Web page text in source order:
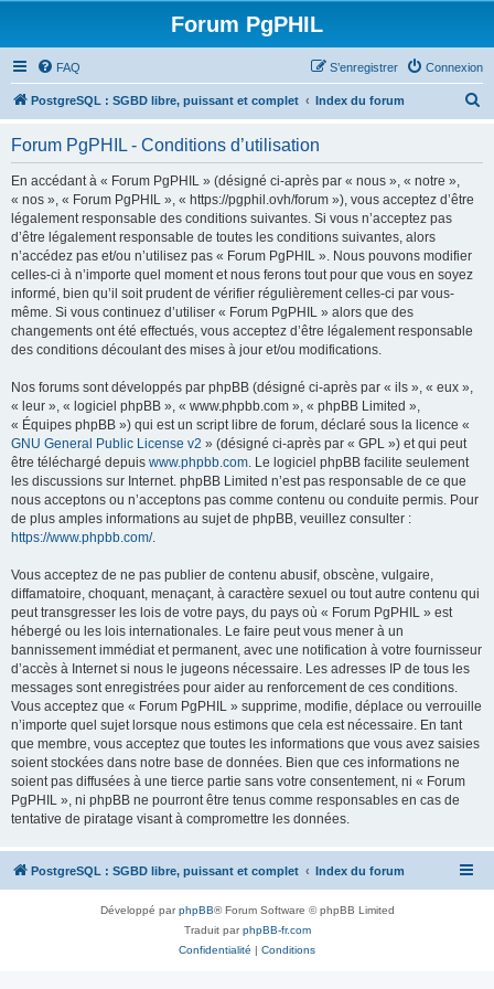
Forum PgPHIL
FAQ Connexion
S’enregistrer
PostgreSQL : SGBD libre, puissant et complet Index du forum
Forum PgPHIL - Conditions d’utilisation
En accédant à « Forum PgPHIL » (désigné ci-après par « nous », « notre »,
« nos », « Forum PgPHIL », « https://pgphil.ovh/forum »), vous acceptez d’être
légalement responsable des conditions suivantes. Si vous n’acceptez pas
d’être légalement responsable de toutes les conditions suivantes, alors
n’accédez pas et/ou n’utilisez pas « Forum PgPHIL ». Nous pouvons modifier
celles-ci à n’importe quel moment et nous ferons tout pour que vous en soyez
informé, bien qu’il soit prudent de vérifier régulièrement celles-ci par vous-
même. Si vous continuez d’utiliser « Forum PgPHIL » alors que des
changements ont été effectués, vous acceptez d’être légalement responsable
des conditions découlant des mises à jour et/ou modifications.
Nos forums sont développés par phpBB (désigné ci-après par « ils », « eux »,
« leur », « logiciel phpBB », « www.phpbb.com », « phpBB Limited »,
« Équipes phpBB ») qui est un script libre de forum, déclaré sous la licence «
GNU General Public License v2 » (désigné ci-après par « GPL ») et qui peut
être téléchargé depuis www.phpbb.com. Le logiciel phpBB facilite seulement
les discussions sur Internet. phpBB Limited n’est pas responsable de ce que
nous acceptons ou n’acceptons pas comme contenu ou conduite permis. Pour
de plus amples informations au sujet de phpBB, veuillez consulter :
https://www.phpbb.com/.
Vous acceptez de ne pas publier de contenu abusif, obscène, vulgaire,
diffamatoire, choquant, menaçant, à caractère sexuel ou tout autre contenu qui
peut transgresser les lois de votre pays, du pays où « Forum PgPHIL » est
hébergé ou les lois internationales. Le faire peut vous mener à un
bannissement immédiat et permanent, avec une notification à votre fournisseur
d’accès à Internet si nous le jugeons nécessaire. Les adresses IP de tous les
messages sont enregistrées pour aider au renforcement de ces conditions.
Vous acceptez que « Forum PgPHIL » supprime, modifie, déplace ou verrouille
n’importe quel sujet lorsque nous estimons que cela est nécessaire. En tant
que membre, vous acceptez que toutes les informations que vous avez saisies
soient stockées dans notre base de données. Bien que ces informations ne
soient pas diffusées à une tierce partie sans votre consentement, ni « Forum
PgPHIL », ni phpBB ne pourront être tenus comme responsables en cas de
tentative de piratage visant à compromettre les données.
PostgreSQL : SGBD libre, puissant et complet Index du forum
Développé parphpBB® Forum Software © phpBB Limited
Traduit parphpBB-fr.com
Confidentialité | Conditions